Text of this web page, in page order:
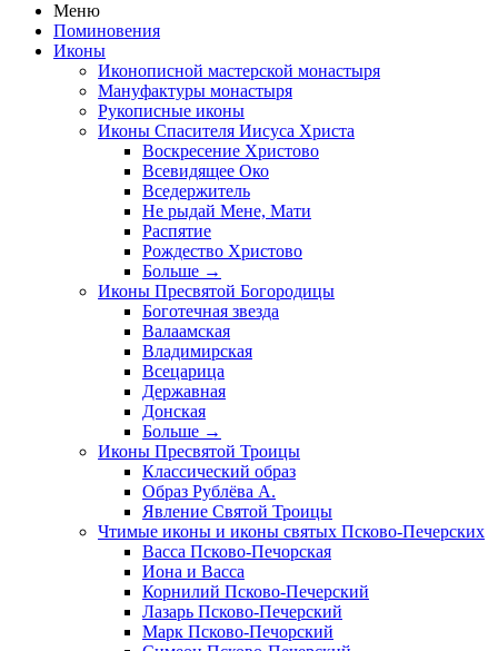
Меню
Поминовения
Иконы
Иконописной мастерской монастыря
Мануфактуры монастыря
Рукописные иконы
Иконы Спасителя Иисуса Христа
Воскресение Христово
Всевидящее Око
Вседержитель
Не рыдай Мене, Мати
Распятие
Рождество Христово
Больше →
Иконы Пресвятой Богородицы
Боготечная звезда
Валаамская
Владимирская
Всецарица
Державная
Донская
Больше →
Иконы Пресвятой Троицы
Классический образ
Образ Рублёва А.
Явление Святой Троицы
Чтимые иконы и иконы святых Псково-Печерских
Васса Псково-Печорская
Иона и Васса
Корнилий Псково-Печерский
Лазарь Псково-Печерский
Марк Псково-Печорский